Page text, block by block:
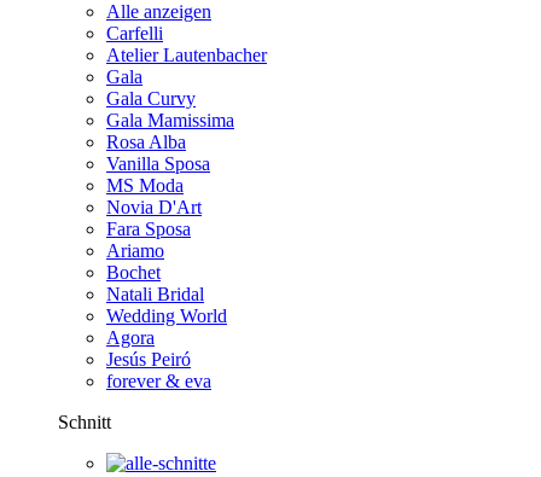
Alle anzeigen
Carfelli
Atelier Lautenbacher
Gala
Gala Curvy
Gala Mamissima
Rosa Alba
Vanilla Sposa
MS Moda
Novia D'Art
Fara Sposa
Ariamo
Bochet
Natali Bridal
Wedding World
Agora
Jesús Peiró
forever & eva
Schnitt